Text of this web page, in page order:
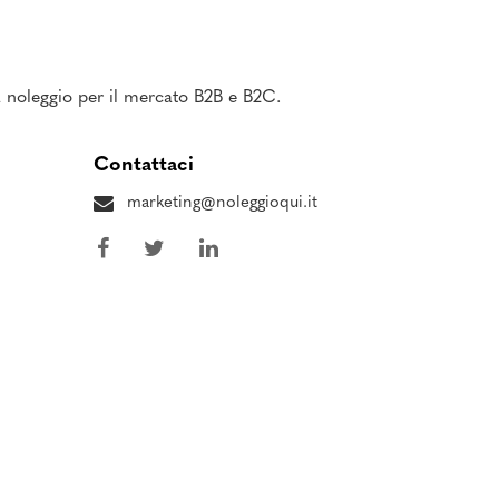
per il mercato B2B e B2C.
Contattaci
marketing@noleggioqui.it